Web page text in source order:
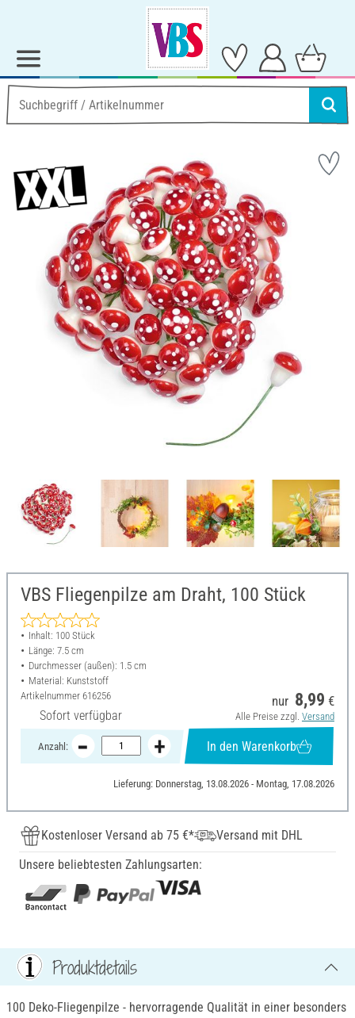
VBS Fliegenpilze am Draht, 100 Stück
Inhalt: 100 Stück
Länge: 7.5 cm
Durchmesser (außen): 1.5 cm
Material: Kunststoff
Artikelnummer 616256
Sofort verfügbar
nur 8,99 €
Alle Preise zzgl. Versand
Anzahl: In den Warenkorb
Lieferung: Donnerstag, 13.08.2026 - Montag, 17.08.2026
Kostenloser Versand ab 75 €*
Versand mit DHL
Unsere beliebtesten Zahlungsarten:
Produktdetails
100 Deko-Fliegenpilze - hervorragende Qualität in einer besonders